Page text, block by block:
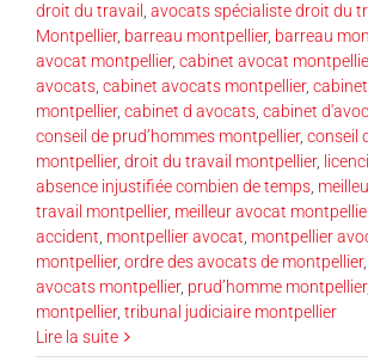
droit du travail , avocats spécialiste droit du
Montpellier, barreau montpellier, barreau
avocat montpellier, cabinet avocat
avocats, cabinet avocats montpellier,
montpellier, cabinet d avocats, cabinet
conseil de prud’hommes montpellier, conseil
montpellier, droit du travail montpellier,
absence injustifiée combien de temps,
travail montpellier, meilleur avocat
accident, montpellier avocat, montpellier
montpellier, ordre des avocats de montpellier,
avocats montpellier, prud’homme montpellier,
montpellier, tribunal judiciaire montpellier
Lire la suite